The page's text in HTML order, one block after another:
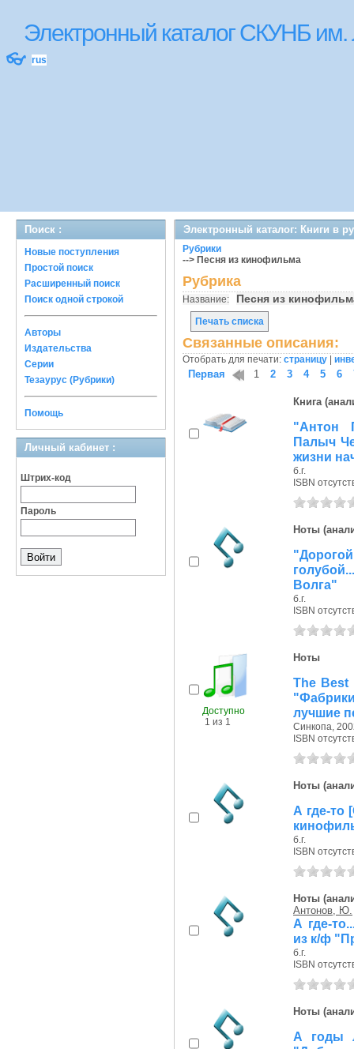
Электронный каталог СКУНБ
👓 rus
Поиск :
Новые поступления
Простой поиск
Расширенный поиск
Поиск одной строкой
Авторы
Издательства
Серии
Тезаурус (Рубрики)
Помощь
Личный кабинет :
Штрих-код
Пароль
Электронный каталог: Книги в
Рубрики
--> Песня из кинофильма
Рубрика
Название: Песня из
Печать списка
Связанные описания:
Отобрать для печати: страницу
Первая 1 2 3 4 5 6
Книга
"Антон
Палыч
жизни
б.г.
ISBN
Ноты
Волга"
б.г.
ISBN
Доступно
1 из 1
Ноты
The Best
лучшие
Синкопа,
ISBN
Ноты
А где-то
б.г.
ISBN
Ноты
Антонов, Ю.
А где-
из к/ф
б.г.
ISBN
Ноты
А годы